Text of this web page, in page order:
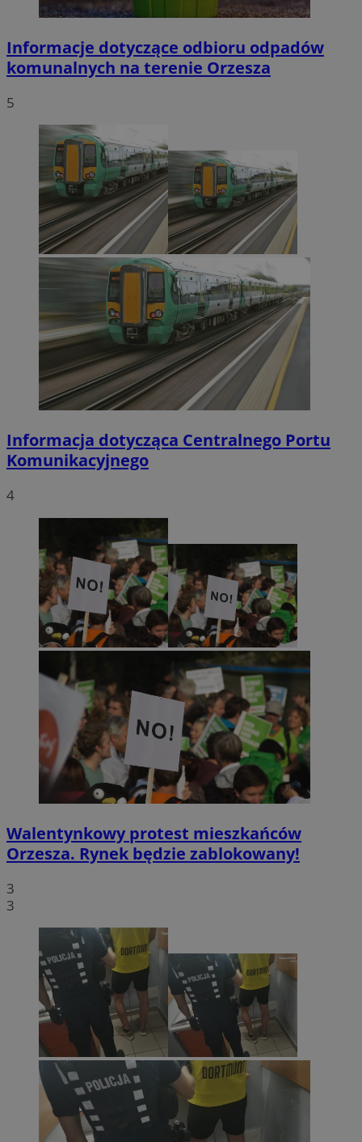
Informacje dotyczące odbioru odpadów
komunalnych na terenie Orzesza
5
Informacja dotycząca Centralnego Portu
Komunikacyjnego
4
Walentynkowy protest mieszkańców
Orzesza. Rynek będzie zablokowany!
3
3